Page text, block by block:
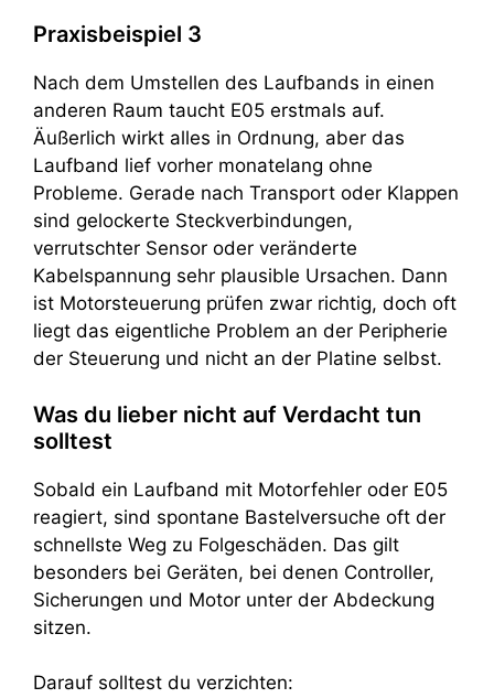
Praxisbeispiel 3
Nach dem Umstellen des Laufbands in einen
anderen Raum taucht E05 erstmals auf.
Äußerlich wirkt alles in Ordnung, aber das
Laufband lief vorher monatelang ohne
Probleme. Gerade nach Transport oder Klappen
sind gelockerte Steckverbindungen,
verrutschter Sensor oder veränderte
Kabelspannung sehr plausible Ursachen. Dann
ist Motorsteuerung prüfen zwar richtig, doch oft
liegt das eigentliche Problem an der Peripherie
der Steuerung und nicht an der Platine selbst.
Was du lieber nicht auf Verdacht tun
solltest
Sobald ein Laufband mit Motorfehler oder E05
reagiert, sind spontane Bastelversuche oft der
schnellste Weg zu Folgeschäden. Das gilt
besonders bei Geräten, bei denen Controller,
Sicherungen und Motor unter der Abdeckung
sitzen.
Darauf solltest du verzichten: